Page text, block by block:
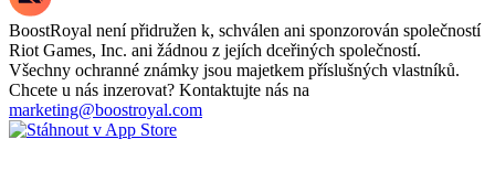
BoostRoyal není přidružen k, schválen ani sponzorován společností
Riot Games, Inc. ani žádnou z jejích dceřiných společností.
Všechny ochranné známky jsou majetkem příslušných vlastníků.
Chcete u nás inzerovat? Kontaktujte nás na
marketing@boostroyal.com